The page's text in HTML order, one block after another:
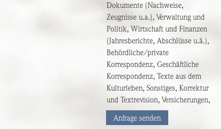
Anfrage senden
Dokumente (Nachweise,
Zeugnisse u.a.), Verwaltung und
Politik, Wirtschaft und Finanzen
(Jahresberichte, Abschlüsse u.ä.),
Behördliche/private
Korrespondenz, Geschäftliche
Korrespondenz, Texte aus dem
Kulturleben, Sonstiges, Korrektur
und Textrevision, Versicherungen,